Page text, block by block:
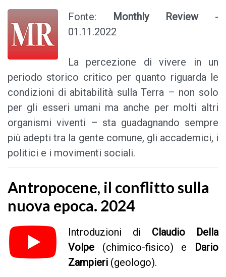
Fonte: Monthly Review-
01.11.2022
La percezione di vivere in un
periodo storico critico per quanto riguarda le
condizioni di abitabilità sulla Terra – non solo
per gli esseri umani ma anche per molti altri
organismi viventi – sta guadagnando sempre
più adepti tra la gente comune, gli accademici, i
politici e i movimenti sociali.
Antropocene, il conflitto sulla
nuova epoca. 2024
Introduzioni di Claudio Della
Volpe (chimico-fisico) e Dario
Zampieri (geologo).